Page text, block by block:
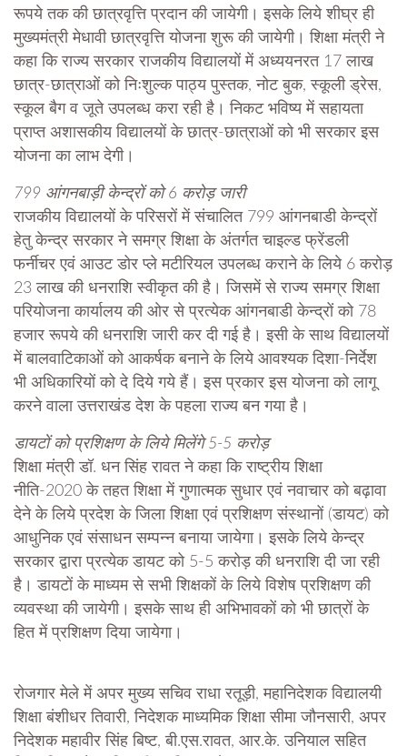
रूपये तक की छात्रवृत्ति प्रदान की जायेगी। इसके लिये शीघ्र ही
मुख्यमंत्री मेधावी छात्रवृत्ति योजना शुरू की जायेगी। शिक्षा मंत्री ने
कहा कि राज्य सरकार राजकीय विद्यालयों में अध्ययनरत 17 लाख
छात्र-छात्राओं को निःशुल्क पाठ्य पुस्तक, नोट बुक, स्कूली ड्रेस,
स्कूल बैग व जूते उपलब्ध करा रही है। निकट भविष्य में सहायता
प्राप्त अशासकीय विद्यालयों के छात्र-छात्राओं को भी सरकार इस
योजना का लाभ देगी।
799 आंगनबाड़ी केन्द्रों को 6 करोड़ जारी
राजकीय विद्यालयों के परिसरों में संचालित 799 आंगनबाडी केन्द्रों
हेतु केन्द्र सरकार ने समग्र शिक्षा के अंतर्गत चाइल्ड फ्रेंडली
फर्नीचर एवं आउट डोर प्ले मटीरियल उपलब्ध कराने के लिये 6 करोड़
23 लाख की धनराशि स्वीकृत की है। जिसमें से राज्य समग्र शिक्षा
परियोजना कार्यालय की ओर से प्रत्येक आंगनबाडी केन्द्रों को 78
हजार रूपये की धनराशि जारी कर दी गई है। इसी के साथ विद्यालयों
में बालवाटिकाओं को आकर्षक बनाने के लिये आवश्यक दिशा-निर्देश
भी अधिकारियों को दे दिये गये हैं। इस प्रकार इस योजना को लागू
करने वाला उत्तराखंड देश के पहला राज्य बन गया है।
डायटों को प्रशिक्षण के लिये मिलेंगे 5-5 करोड़
शिक्षा मंत्री डॉ. धन सिंह रावत ने कहा कि राष्ट्रीय शिक्षा
नीति-2020 के तहत शिक्षा में गुणात्मक सुधार एवं नवाचार को बढ़ावा
देने के लिये प्रदेश के जिला शिक्षा एवं प्रशिक्षण संस्थानों (डायट) को
आधुनिक एवं संसाधन सम्पन्न बनाया जायेगा। इसके लिये केन्द्र
सरकार द्वारा प्रत्येक डायट को 5-5 करोड़ की धनराशि दी जा रही
है। डायटों के माध्यम से सभी शिक्षकों के लिये विशेष प्रशिक्षण की
व्यवस्था की जायेगी। इसके साथ ही अभिभावकों को भी छात्रों के
हित में प्रशिक्षण दिया जायेगा।
रोजगार मेले में अपर मुख्य सचिव राधा रतूड़ी, महानिदेशक विद्यालयी
शिक्षा बंशीधर तिवारी, निदेशक माध्यमिक शिक्षा सीमा जौनसारी, अपर
निदेशक महावीर सिंह बिष्ट, बी.एस.रावत, आर.के. उनियाल सहित